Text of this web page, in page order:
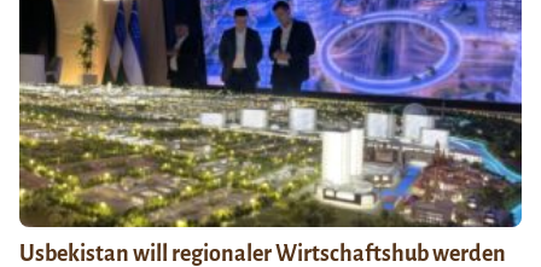
Usbekistan will regionaler Wirtschaftshub werden